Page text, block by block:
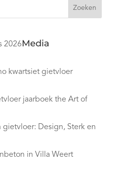
Zoeken
2026
kwartsiet gietvloer
jaarboek the Art of
gietvloer: Design, Sterk en
in Villa Weert
Media